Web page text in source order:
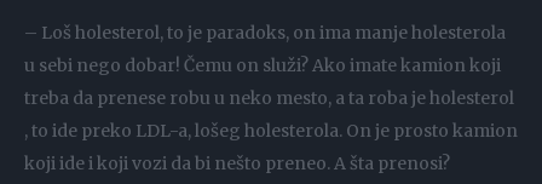
– Loš holesterol, to je paradoks, on ima manje holesterola
u sebi nego dobar! Čemu on služi? Ako imate kamion koji
treba da prenese robu u neko mesto, a ta roba je holesterol
, to ide preko LDL-a, lošeg holesterola. On je prosto kamion
koji ide i koji vozi da bi nešto preneo. A šta prenosi?